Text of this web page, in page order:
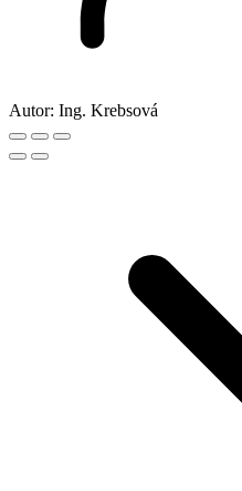
Autor: Ing. Krebsová